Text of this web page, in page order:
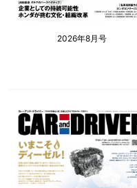
2026年8月号